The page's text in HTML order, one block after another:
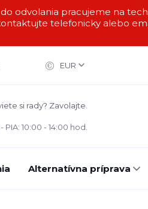
do odvolania pracujeme na
telefonicky alebo
EUR
si rady? Zavolajte.
PIA: 10:00 - 14:00 hod.
Alternatívna príprava